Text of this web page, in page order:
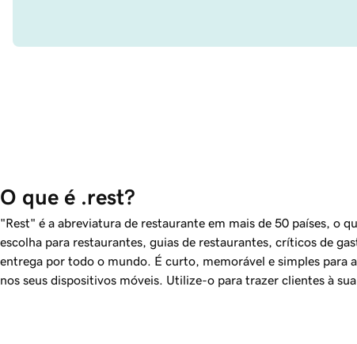
O que é .rest?
"Rest" é a abreviatura de restaurante em mais de 50 países, o
escolha para restaurantes, guias de restaurantes, críticos de
entrega por todo o mundo. É curto, memorável e simples para
nos seus dispositivos móveis. Utilize-o para trazer clientes à